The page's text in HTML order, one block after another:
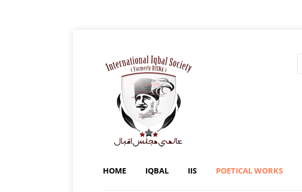
HOME IQBAL IIS POETICAL WORKS